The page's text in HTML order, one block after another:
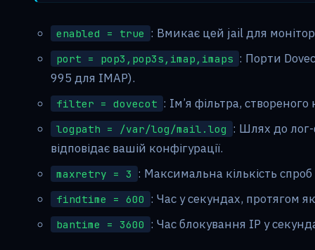
enabled = true : Вмикає цей jail для
port = pop3,pop3s,imap,imaps : Порти
995 для IMAP).
filter = dovecot : Ім’я фільтра, створеного
logpath = /var/log/mail.log : Шлях до
відповідає вашій конфігурації.
maxretry = 3 : Максимальна кількість
findtime = 600 : Час у секундах, протягом
bantime = 3600 : Час блокування IP у